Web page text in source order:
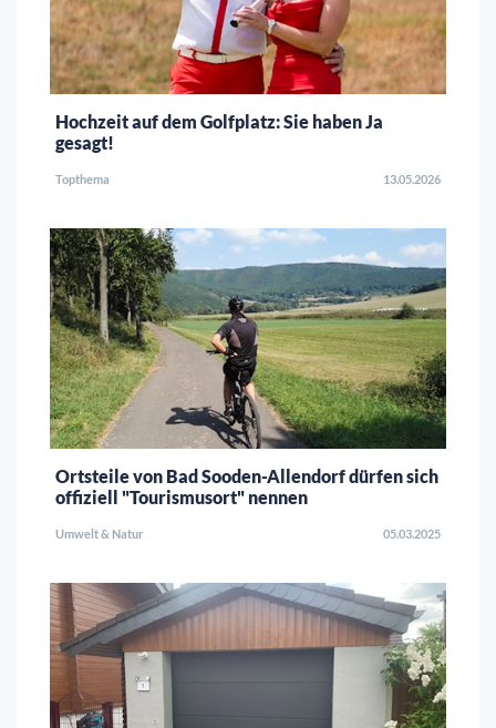
Hochzeit auf dem Golfplatz: Sie haben Ja
gesagt!
Topthema 13.05.2026
Ortsteile von Bad Sooden-Allendorf dürfen sich
offiziell "Tourismusort" nennen
Umwelt & Natur 05.03.2025